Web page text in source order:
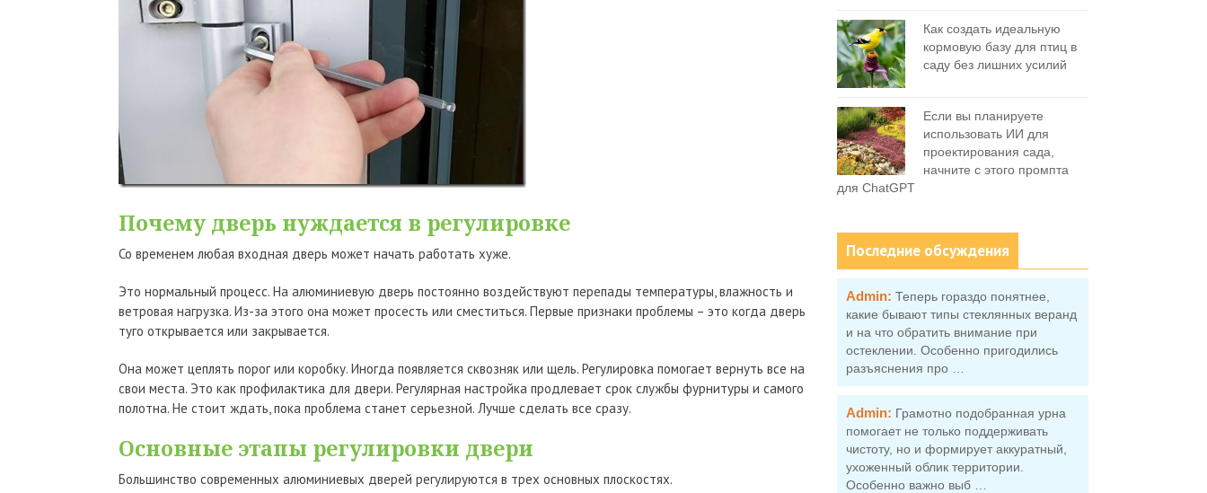
Почему дверь нуждается в регулировке
Со временем любая входная дверь может начать работать хуже.
Это нормальный процесс. На алюминиевую дверь постоянно воздействуют перепады температуры, влажность и
ветровая нагрузка. Из-за этого она может просесть или сместиться. Первые признаки проблемы – это когда дверь
туго открывается или закрывается.
Она может цеплять порог или коробку. Иногда появляется сквозняк или щель. Регулировка помогает вернуть все на
свои места. Это как профилактика для двери. Регулярная настройка продлевает срок службы фурнитуры и самого
полотна. Не стоит ждать, пока проблема станет серьезной. Лучше сделать все сразу.
Основные этапы регулировки двери
Большинство современных алюминиевых дверей регулируются в трех основных плоскостях.
Как создать идеальную
кормовую базу для птиц в
саду без лишних усилий
Если вы планируете
использовать ИИ для
проектирования сада,
начните с этого промпта
для ChatGPT
Последние обсуждения
Admin: Теперь гораздо понятнее,
какие бывают типы стеклянных веранд
и на что обратить внимание при
остеклении. Особенно пригодились
разъяснения про …
Admin: Грамотно подобранная урна
помогает не только поддерживать
чистоту, но и формирует аккуратный,
ухоженный облик территории.
Особенно важно выб …